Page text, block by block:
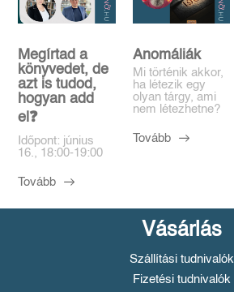
Megírtad a
könyvedet, de
azt is tudod,
hogyan add
el❓️
Időpont: június
16., 18:00-19:00
Tovább
Anomáliák
Mi történik akkor,
ha létezik egy
olyan tárgy, ami
nem létezhetne?
Tovább
Vásárlás
Szállítási tudnivalók
Fizetési tudnivalók